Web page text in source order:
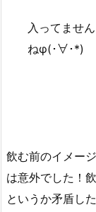
入ってませ
ねφ(･∀･*)
飲む前のイメー
は意外でした！
というか矛盾し